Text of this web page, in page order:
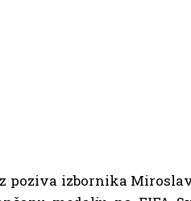
poziva izbornika